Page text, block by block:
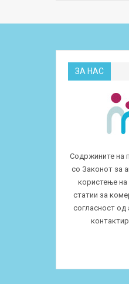
ЗА НАС
Содржините на
со Законот за
користење на
статии за
согласност од